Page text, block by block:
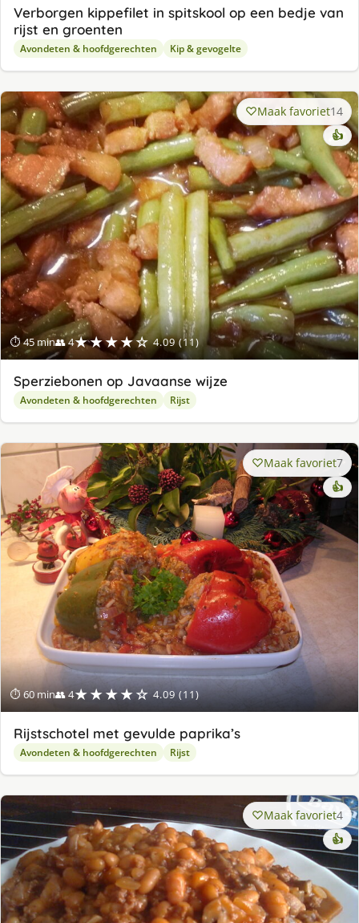
Verborgen kippefilet in spitskool op een bedje van
rijst en groenten
Avondeten & hoofdgerechten Kip & gevogelte
⏱ 45 min👥 4★★★★☆ 4.09 (11)
Maak favoriet14
👍
Sperziebonen op Javaanse wijze
Avondeten & hoofdgerechten Rijst
⏱ 60 min👥 4★★★★☆ 4.09 (11)
Maak favoriet7
👍
Rijstschotel met gevulde paprika’s
Avondeten & hoofdgerechten Rijst
Maak favoriet4
👍